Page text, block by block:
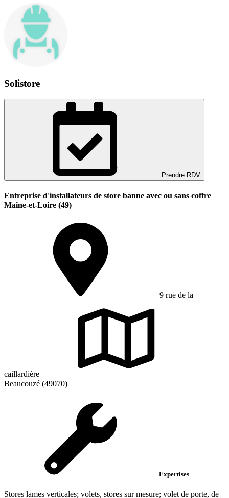
Solistore
Prendre RDV
Entreprise d'installateurs de store banne avec ou sans coffre
Maine-et-Loire (49)
9 rue de la
caillardière
Beaucouzé (49070)
Expertises
Stores lames verticales; volets, stores sur mesure; volet de porte, de